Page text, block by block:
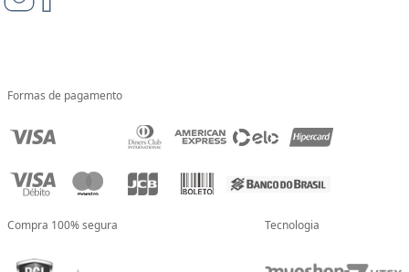
Formas de pagamento
Compra 100% segura Tecnologia